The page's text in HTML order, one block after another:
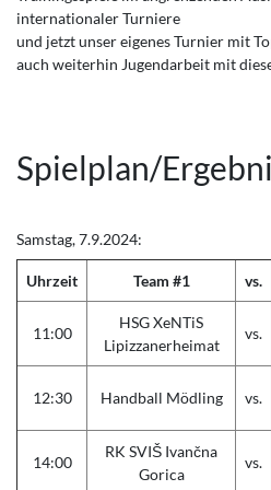
internationaler Turniere
und jetzt unser eigenes Turnier mit
auch weiterhin Jugendarbeit mit
Spielplan/
Samstag, 7.9.2024:
Uhrzeit Team #1 vs.
11:00
HSG XeNTiS
Lipizzanerheimat
vs.
12:30 Handball Mödling vs.
14:00
RK SVIŠ Ivančna
Gorica
vs.